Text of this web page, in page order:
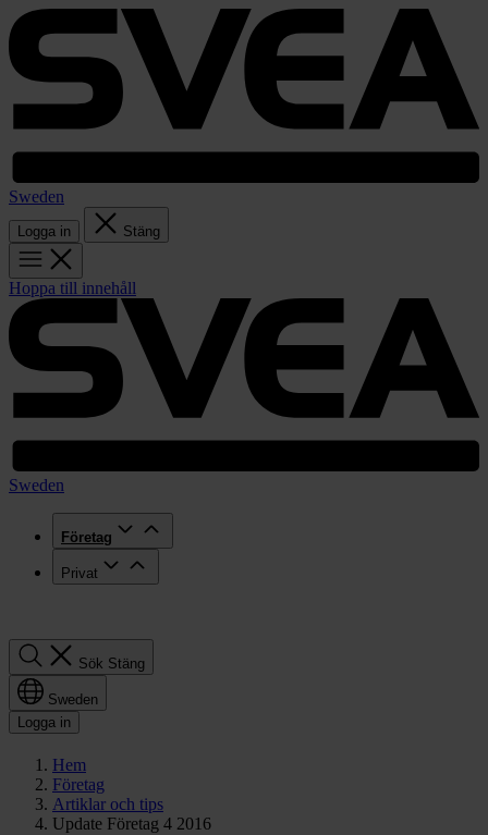
Sweden
Logga in Stäng
Hoppa till innehåll
Sweden
Företag
Privat
Sök Stäng
Sweden
Logga in
Hem
Företag
Artiklar och tips
Update Företag 4 2016